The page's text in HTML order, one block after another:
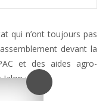
qui n’ont toujours pas
devant la
et des aides agro-
: